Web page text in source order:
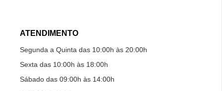
ATENDIMENTO
Segunda a Quinta das 10:00h às 20:00h
Sexta das 10:00h às 18:00h
Sábado das 09:00h às 14:00h